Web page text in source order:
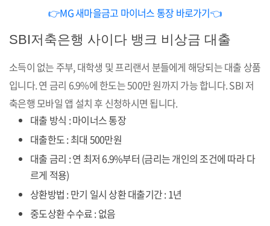
👉MG 새마을금고 마이너스 통장 바로가기👈
SBI저축은행 사이다 뱅크 비상금 대출
소득이 없는 주부, 대학생 및 프리랜서 분들에게 해당되는 대출 상품
입니다. 연 금리 6.9%에 한도는 500만 원까지 가능 합니다. SBI 저
축은행 모바일 앱 설치 후 신청하시면 됩니다.
대출 방식 : 마이너스 통장
대출한도 : 최대 500만원
대출 금리 : 연 최저 6.9%부터 (금리는 개인의 조건에 따라 다
르게 적용)
상환방법 : 만기 일시 상환 대출기간 : 1년
중도상환 수수료 : 없음